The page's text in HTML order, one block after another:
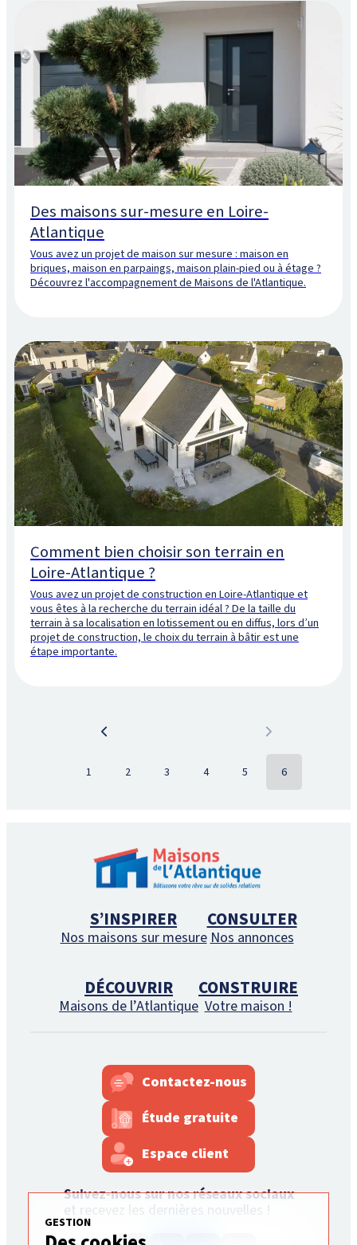
Des maisons sur-mesure en Loire-
Atlantique
Vous avez un projet de maison sur mesure : maison en
briques, maison en parpaings, maison plain-pied ou à étage ?
Découvrez l'accompagnement de Maisons de l'Atlantique.
Comment bien choisir son terrain en
Loire-Atlantique ?
Vous avez un projet de construction en Loire-Atlantique et
vous êtes à la recherche du terrain idéal ? De la taille du
terrain à sa localisation en lotissement ou en diffus, lors d’un
projet de construction, le choix du terrain à bâtir est une
étape importante.
1 2 3 4 5 6
S’INSPIRER
Nos maisons sur mesure
CONSULTER
Nos annonces
DÉCOUVRIR
Maisons de l’Atlantique
CONSTRUIRE
Votre maison !
Suivez-nous sur nos réseaux sociaux
et recevez les dernières nouvelles !
Contactez-nous
Étude gratuite
Espace client
GESTION